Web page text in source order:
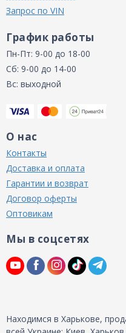
Запрос по VIN
График работы
Пн-Пт: 9-00 до 18-00
Сб: 9-00 до 14-00
Вс: выходной
О нас
Контакты
Доставка и оплата
Гарантии и возврат
Договор оферты
Оптовикам
Мы в соцсетях
Находимся в Харькове,